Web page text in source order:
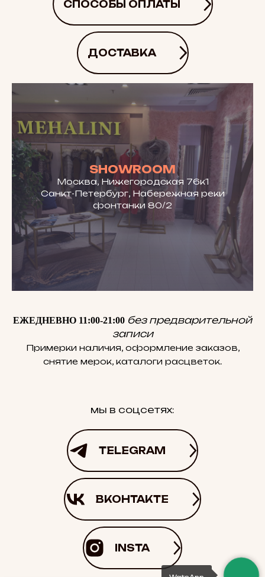
СПОСОБЫ ОПЛАТЫ
ДОСТАВКА
SHOWROOM
Москва, Нижегородская 76к1
Санкт-Петербург, Набережная реки
фонтанки 80/2
ЕЖЕДНЕВНО 11:00-21:00 без предварительной
записи
Примерки наличия, оформление заказов,
снятие мерок, каталоги расцветок.
мы в соцсетях:
TELEGRAM
ВКОНТАКТЕ
INSTA